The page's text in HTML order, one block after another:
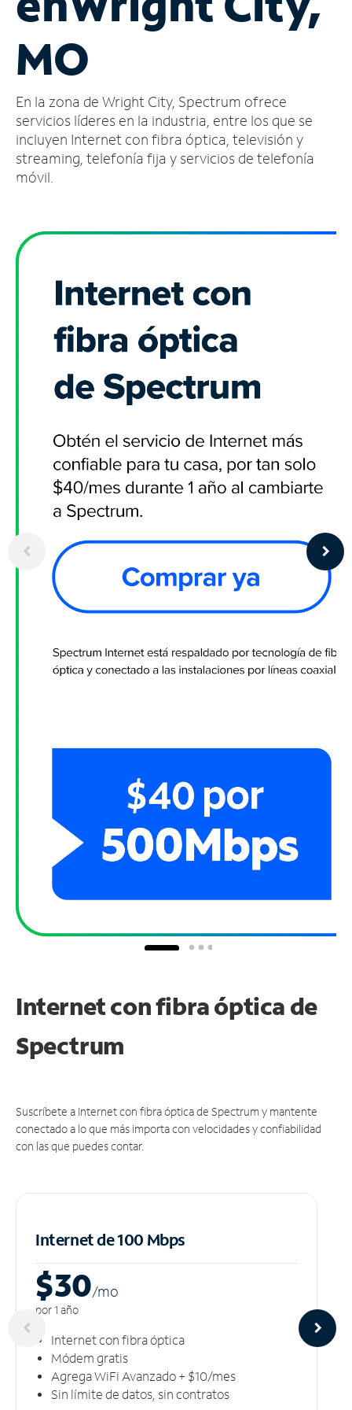
cuenta
Encuentra
tienda
MO
En la zona de Wright City, Spectrum ofrece
servicios líderes en la industria, entre los que se
incluyen Internet con fibra óptica, televisión y
streaming, telefonía fija y servicios de telefonía
móvil.
Internet con fibra óptica de
Spectrum
Suscríbete a Internet con fibra óptica de Spectrum y mantente
conectado a lo que más importa con velocidades y confiabilidad
con las que puedes contar.
Internet de 100 Mbps
$30/mo
por 1 año
Internet con fibra óptica
Módem gratis
Agrega WiFi Avanzado + $10/mes
Sin límite de datos, sin contratos